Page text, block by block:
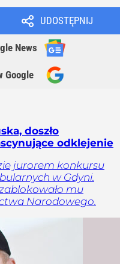
UDOSTĘPNIJ
News
Google
doszło
odklejenie
jurorem konkursu
w Gdyni.
mu
Narodowego.